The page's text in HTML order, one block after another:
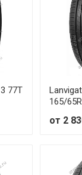
Ecopro 99 175/
Ecopro 99 175/
Ecopro 99 175/
Ecopro 99 185/
Ecopro 99 185/
77T
165/
от 2